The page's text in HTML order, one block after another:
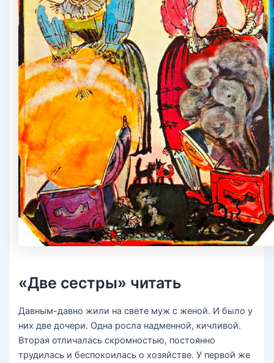
«Две сестры» читать
Давным-давно жили на свете муж с женой. И было у
них две дочери. Одна росла надменной, кичливой.
Вторая отличалась скромностью, постоянно
трудилась и беспокоилась о хозяйстве. У первой же